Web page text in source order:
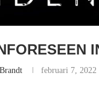
februari 7, 2022